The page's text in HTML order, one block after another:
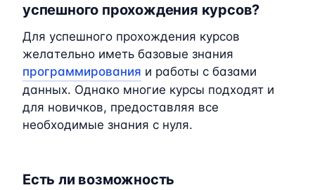
успешного прохождения курсов?
Для успешного прохождения курсов
желательно иметь базовые знания
программирования и работы с базами
данных. Однако многие курсы подходят и
для новичков, предоставляя все
необходимые знания с нуля.
Есть ли возможность